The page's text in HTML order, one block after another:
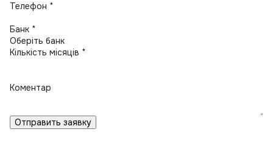
Телефон *
Банк *
Кількість місяців *
Коментар
Отправить заявку